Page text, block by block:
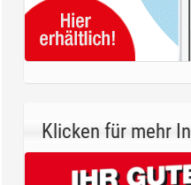
Klicken für mehr